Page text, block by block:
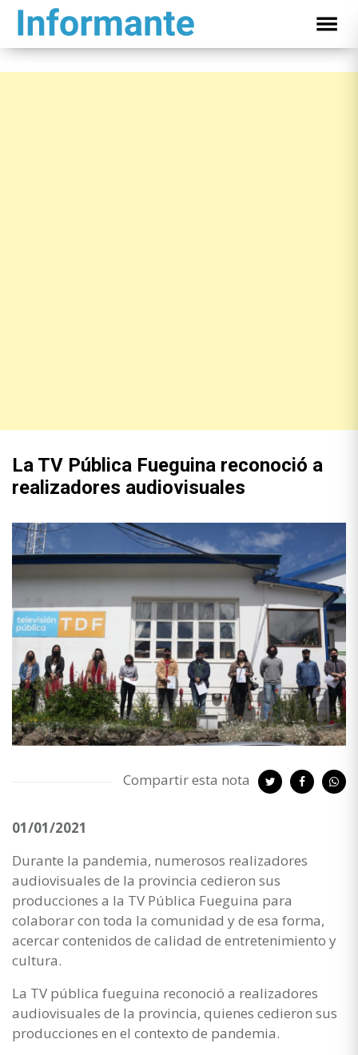
La TV Pública Fueguina reconoció a
realizadores audiovisuales
Compartir esta nota
01/01/2021
Durante la pandemia, numerosos realizadores
audiovisuales de la provincia cedieron sus
producciones a la TV Pública Fueguina para
colaborar con toda la comunidad y de esa forma,
acercar contenidos de calidad de entretenimiento y
cultura.
La TV pública fueguina reconoció a realizadores
audiovisuales de la provincia, quienes cedieron sus
producciones en el contexto de pandemia.